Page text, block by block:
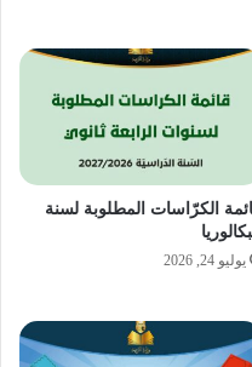
الكرّاسات المطلوبة لسنة
يوليو 24, 2026